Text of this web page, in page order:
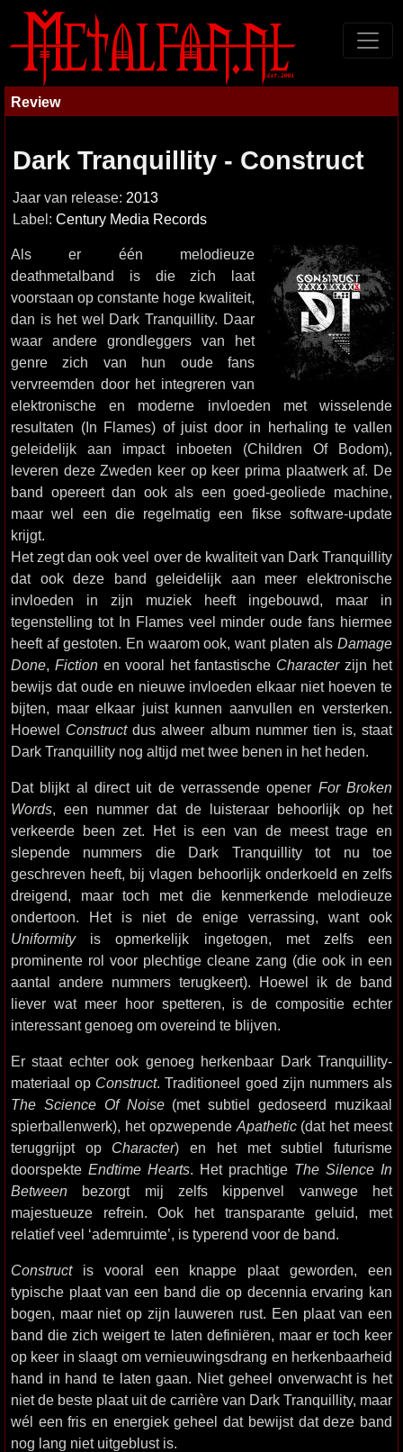
Review
Dark Tranquillity - Construct
Jaar van release: 2013
Label: Century Media Records
Als er één melodieuze
deathmetalband is die zich laat
voorstaan op constante hoge kwaliteit,
dan is het wel Dark Tranquillity. Daar
waar andere grondleggers van het
genre zich van hun oude fans
vervreemden door het integreren van
elektronische en moderne invloeden met wisselende
resultaten (In Flames) of juist door in herhaling te vallen
geleidelijk aan impact inboeten (Children Of Bodom),
leveren deze Zweden keer op keer prima plaatwerk af. De
band opereert dan ook als een goed-geoliede machine,
maar wel een die regelmatig een fikse software-update
krijgt.
Het zegt dan ook veel over de kwaliteit van Dark Tranquillity
dat ook deze band geleidelijk aan meer elektronische
invloeden in zijn muziek heeft ingebouwd, maar in
tegenstelling tot In Flames veel minder oude fans hiermee
heeft af gestoten. En waarom ook, want platen als Damage
Done, Fictionen vooral het fantastische Characterzijn het
bewijs dat oude en nieuwe invloeden elkaar niet hoeven te
bijten, maar elkaar juist kunnen aanvullen en versterken.
Hoewel Constructdus alweer album nummer tien is, staat
Dark Tranquillity nog altijd met twee benen in het heden.
Dat blijkt al direct uit de verrassende opener For Broken
Words, een nummer dat de luisteraar behoorlijk op het
verkeerde been zet. Het is een van de meest trage en
slepende nummers die Dark Tranquillity tot nu toe
geschreven heeft, bij vlagen behoorlijk onderkoeld en zelfs
dreigend, maar toch met die kenmerkende melodieuze
ondertoon. Het is niet de enige verrassing, want ook
Uniformityis opmerkelijk ingetogen, met zelfs een
prominente rol voor plechtige cleane zang (die ook in een
aantal andere nummers terugkeert). Hoewel ik de band
liever wat meer hoor spetteren, is de compositie echter
interessant genoeg om overeind te blijven.
Er staat echter ook genoeg herkenbaar Dark Tranquillity-
materiaal op Construct. Traditioneel goed zijn nummers als
The Science Of Noise(met subtiel gedoseerd muzikaal
spierballenwerk), het opzwepende Apathetic(dat het meest
teruggrijpt op Character) en het met subtiel futurisme
doorspekte Endtime Hearts. Het prachtige The Silence In
Between bezorgt mij zelfs kippenvel vanwege het
majestueuze refrein. Ook het transparante geluid, met
relatief veel ‘ademruimte’, is typerend voor de band.
Constructis vooral een knappe plaat geworden, een
typische plaat van een band die op decennia ervaring kan
bogen, maar niet op zijn lauweren rust. Een plaat van een
band die zich weigert te laten definiëren, maar er toch keer
op keer in slaagt om vernieuwingsdrang en herkenbaarheid
hand in hand te laten gaan. Niet geheel onverwacht is het
niet de beste plaat uit de carrière van Dark Tranquillity, maar
wél een fris en energiek geheel dat bewijst dat deze band
nog lang niet uitgeblust is.